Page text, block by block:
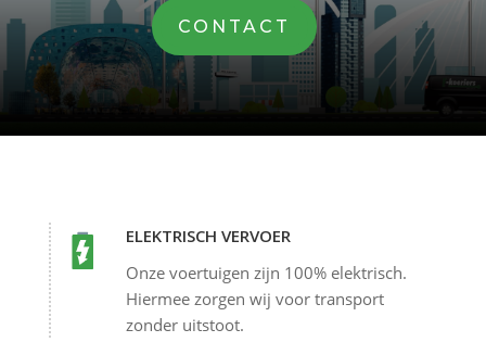
CONTACT
ELEKTRISCH VERVOER
Onze voertuigen zijn 100% elektrisch.
Hiermee zorgen wij voor transport
zonder uitstoot.